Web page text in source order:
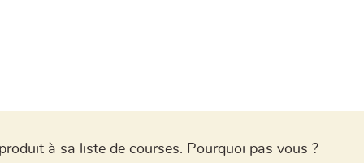
à sa liste de courses. Pourquoi pas vous ?